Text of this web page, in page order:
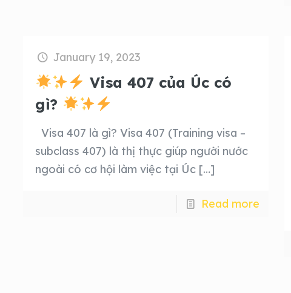
January 19, 2023
Visa 407 của Úc có
gì?
Visa 407 là gì? Visa 407 (Training visa –
subclass 407) là thị thực giúp người nước
ngoài có cơ hội làm việc tại Úc […]
Read more